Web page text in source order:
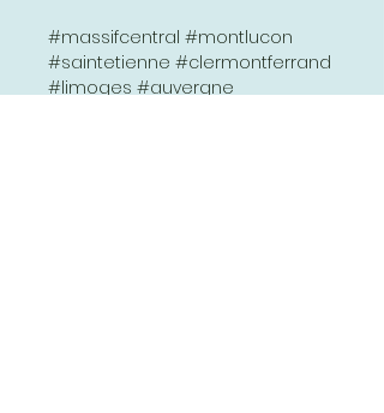
#massifcentral #montlucon
#saintetienne #clermontferrand
#limoges #auvergne